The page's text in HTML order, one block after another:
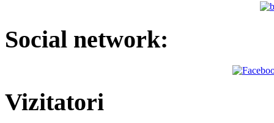
Social network:
Vizitatori